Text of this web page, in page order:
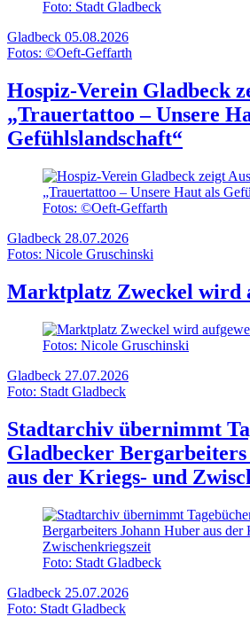
Foto: Stadt Gladbeck
Gladbeck 05.08.2026
Fotos: ©Oeft-Geffarth
Hospiz-Verein Gladbeck
„Trauertattoo – Unsere
Gefühlslandschaft“
Fotos: ©Oeft-Geffarth
Gladbeck 28.07.2026
Fotos: Nicole Gruschinski
Marktplatz Zweckel wird
Fotos: Nicole Gruschinski
Gladbeck 27.07.2026
Foto: Stadt Gladbeck
Stadtarchiv übernimmt
Gladbecker
aus der Kriegs- und
Foto: Stadt Gladbeck
Gladbeck 25.07.2026
Foto: Stadt Gladbeck